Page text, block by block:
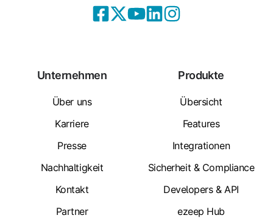
Unternehmen
Über uns
Karriere
Presse
Nachhaltigkeit
Kontakt
Partner
Produkte
Übersicht
Features
Integrationen
Sicherheit & Compliance
Developers & API
ezeep Hub